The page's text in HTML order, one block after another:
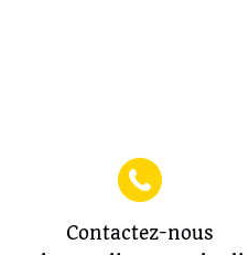
Contactez-nous